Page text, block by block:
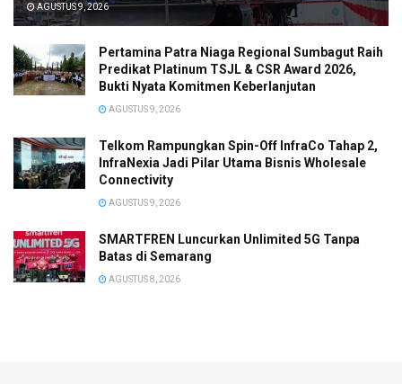
AGUSTUS 9, 2026
Pertamina Patra Niaga Regional Sumbagut Raih
Predikat Platinum TSJL & CSR Award 2026,
Bukti Nyata Komitmen Keberlanjutan
AGUSTUS 9, 2026
Telkom Rampungkan Spin-Off InfraCo Tahap 2,
InfraNexia Jadi Pilar Utama Bisnis Wholesale
Connectivity
AGUSTUS 9, 2026
SMARTFREN Luncurkan Unlimited 5G Tanpa
Batas di Semarang
AGUSTUS 8, 2026